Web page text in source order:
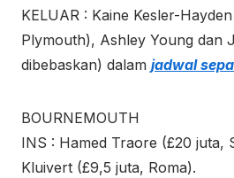
KELUAR : Kaine Kesler-
Plymouth), Ashley Young dan
dibebaskan) dalam jadwal
BOURNEMOUTH
INS : Hamed Traore (£20 juta,
Kluivert (£9,5 juta, Roma).